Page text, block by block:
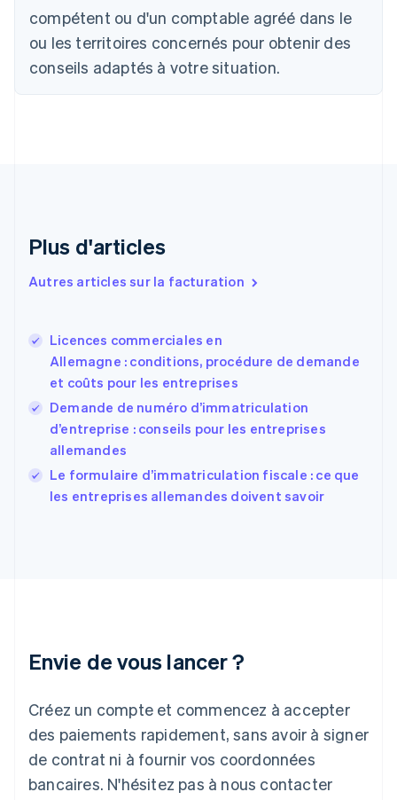
compétent ou d'un comptable agréé dans le
ou les territoires concernés pour obtenir des
conseils adaptés à votre situation.
Plus d'articles
Autres articles sur la facturation
Licences commerciales en
Allemagne : conditions, procédure de demande
et coûts pour les entreprises
Demande de numéro d’immatriculation
d’entreprise : conseils pour les entreprises
allemandes
Le formulaire d’immatriculation fiscale : ce que
les entreprises allemandes doivent savoir
Envie de vous lancer ?
Créez un compte et commencez à accepter
des paiements rapidement, sans avoir à signer
de contrat ni à fournir vos coordonnées
bancaires. N'hésitez pas à nous contacter
English
Canada
English Français
Chine continentale
Espagne
Estonie
EnglishEspañol简体中文
Finlande
EnglishSvenska
FrançaisEnglish
Gibraltar
English
Grèce
Hongrie
日本語 English
English
Liechtenstein
Deutsch English
Lituanie
English
Luxembourg